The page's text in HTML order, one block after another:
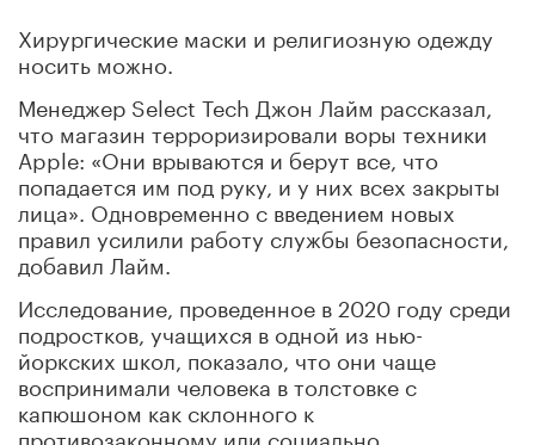
Хирургические маски и религиозную одежду
носить можно.
Менеджер Select Tech Джон Лайм рассказал,
что магазин терроризировали воры техники
Apple: «Они врываются и берут все, что
попадается им под руку, и у них всех закрыты
лица». Одновременно с введением новых
правил усилили работу службы безопасности,
добавил Лайм.
Исследование, проведенное в 2020 году среди
подростков, учащихся в одной из нью-
йоркских школ, показало, что они чаще
воспринимали человека в толстовке с
капюшоном как склонного к
противозаконному или социально